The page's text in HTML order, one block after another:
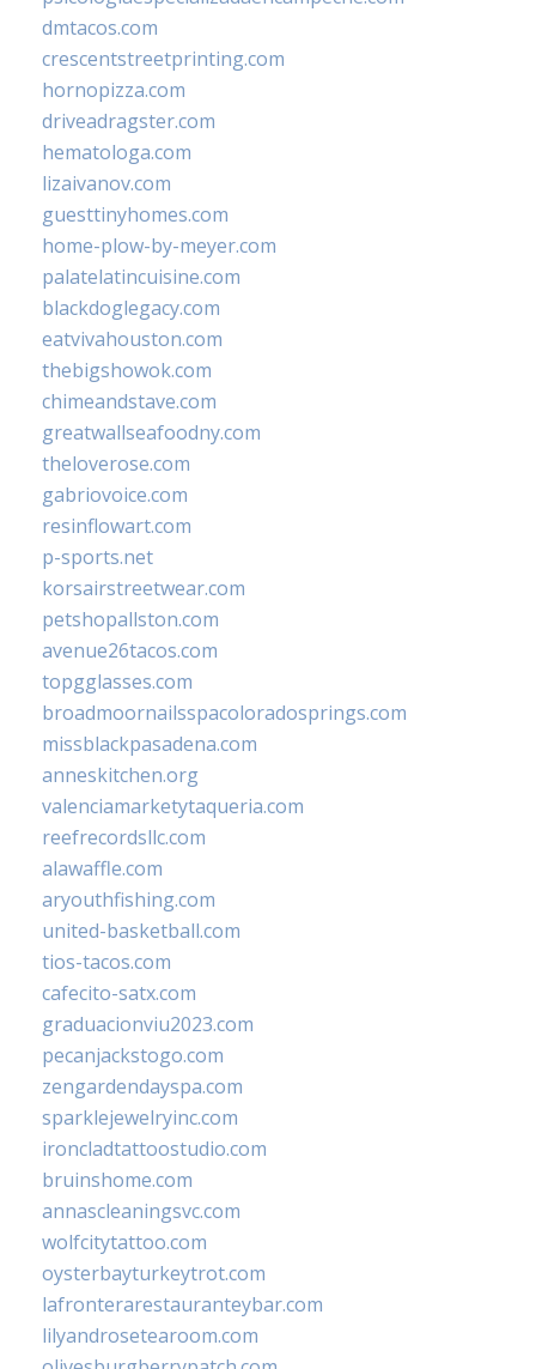
dmtacos.com
crescentstreetprinting.com
hornopizza.com
driveadragster.com
hematologa.com
lizaivanov.com
guesttinyhomes.com
home-plow-by-meyer.com
palatelatincuisine.com
blackdoglegacy.com
eatvivahouston.com
thebigshowok.com
chimeandstave.com
greatwallseafoodny.com
theloverose.com
gabriovoice.com
resinflowart.com
p-sports.net
korsairstreetwear.com
petshopallston.com
avenue26tacos.com
topgglasses.com
broadmoornailsspacoloradosprings.com
missblackpasadena.com
anneskitchen.org
valenciamarketytaqueria.com
reefrecordsllc.com
alawaffle.com
aryouthfishing.com
united-basketball.com
tios-tacos.com
cafecito-satx.com
graduacionviu2023.com
pecanjackstogo.com
zengardendayspa.com
sparklejewelryinc.com
ironcladtattoostudio.com
bruinshome.com
annascleaningsvc.com
wolfcitytattoo.com
oysterbayturkeytrot.com
lafronterarestauranteybar.com
lilyandrosetearoom.com